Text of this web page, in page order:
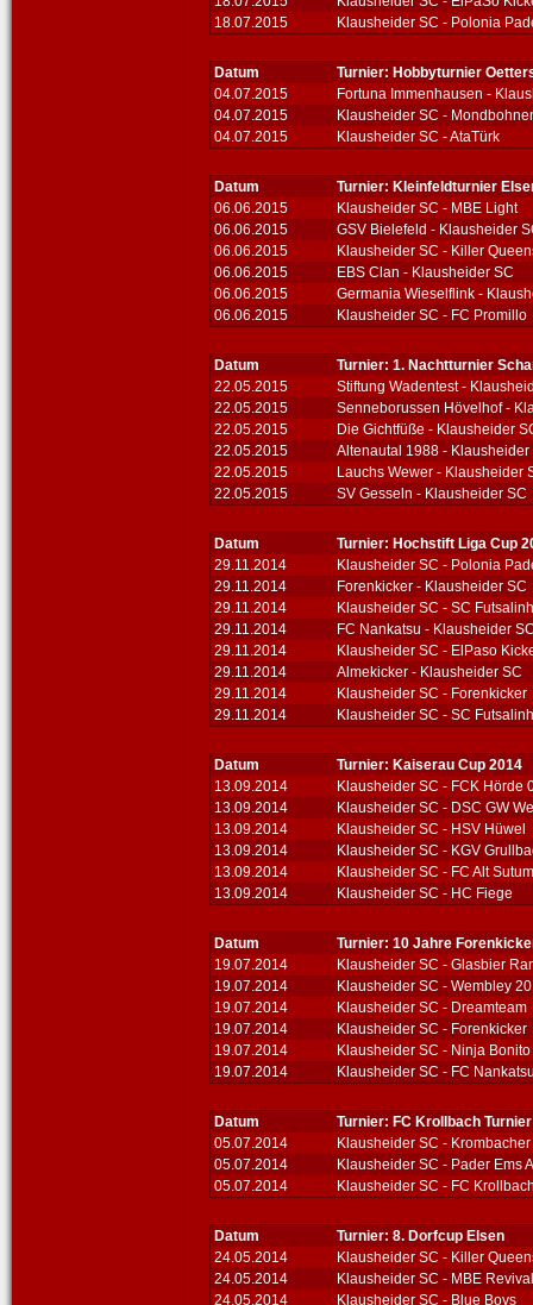
18.07.2015
Klausheider SC - Polonia
Datum
Turnier: Hobbyturnier
04.07.2015
Fortuna Immenhausen -
04.07.2015
Klausheider SC -
04.07.2015
Klausheider SC - AtaTürk
Datum
Turnier: Kleinfeldturnier
06.06.2015
Klausheider SC - MBE Light
06.06.2015
GSV Bielefeld - Klausheider
06.06.2015
Klausheider SC - Killer
06.06.2015
EBS Clan - Klausheider SC
06.06.2015
Germania Wieselflink -
06.06.2015
Klausheider SC - FC Promillo
Datum
Turnier: 1. Nachtturnier
22.05.2015
Stiftung Wadentest -
22.05.2015
Senneborussen Hövelhof -
22.05.2015
Die Gichtfüße - Klausheider
22.05.2015
Altenautal 1988 - Klausheider
22.05.2015
Lauchs Wewer - Klausheider
22.05.2015
SV Gesseln - Klausheider SC
Datum
Turnier: Hochstift Liga Cup
29.11.2014
Klausheider SC - Polonia
29.11.2014
Forenkicker - Klausheider SC
29.11.2014
Klausheider SC - SC
29.11.2014
FC Nankatsu - Klausheider
29.11.2014
Klausheider SC - ElPaso
29.11.2014
Almekicker - Klausheider SC
29.11.2014
Klausheider SC - Forenkicker
29.11.2014
Klausheider SC - SC
Datum
Turnier: Kaiserau Cup 2014
13.09.2014
Klausheider SC - FCK Hörde
13.09.2014
Klausheider SC - DSC GW
13.09.2014
Klausheider SC - HSV Hüwel
13.09.2014
Klausheider SC - KGV
13.09.2014
Klausheider SC - FC Alt
13.09.2014
Klausheider SC - HC Fiege
Datum
Turnier: 10 Jahre
19.07.2014
Klausheider SC - Glasbier
19.07.2014
Klausheider SC - Wembley
19.07.2014
Klausheider SC - Dreamteam
19.07.2014
Klausheider SC - Forenkicker
19.07.2014
Klausheider SC - Ninja Bonito
19.07.2014
Klausheider SC - FC
Datum
Turnier: FC Krollbach Turnier
05.07.2014
Klausheider SC - Krombacher
05.07.2014
Klausheider SC - Pader Ems
05.07.2014
Klausheider SC - FC
Datum
Turnier: 8. Dorfcup Elsen
24.05.2014
Klausheider SC - Killer
24.05.2014
Klausheider SC - MBE Revival
24.05.2014
Klausheider SC - Blue Boys